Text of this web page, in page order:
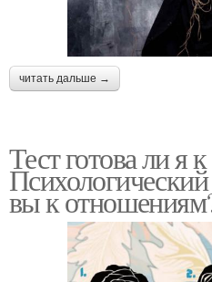
читать дальше →
Тест готова ли я
вы к